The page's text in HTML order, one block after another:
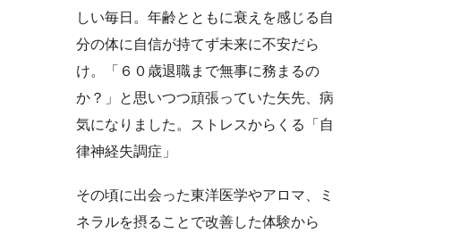
しい毎日。年齢とともに衰えを感じる自
分の体に自信が持てず未来に不安だら
け。「６０歳退職まで無事に務まるの
か？」と思いつつ頑張っていた矢先、病
気になりました。ストレスからくる「自
律神経失調症」
その頃に出会った東洋医学やアロマ、ミ
ネラルを摂ることで改善した体験から